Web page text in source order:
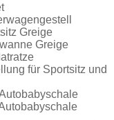
Greige
Greige
für Sportsitz und